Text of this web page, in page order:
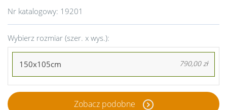
Nr katalogowy: 19201
Wybierz rozmiar (szer. x wys.):
150x105cm 790,00 zł
Zobacz podobne